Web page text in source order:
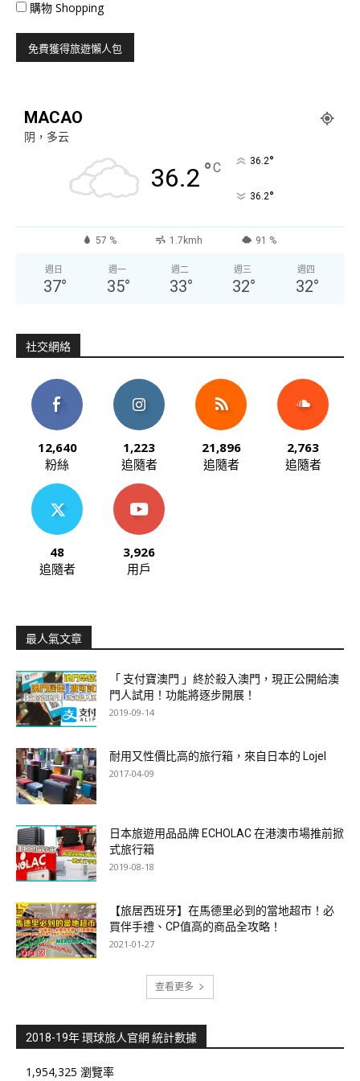
購物 Shopping
MACAO
阴，多云
36.2 °C 36.2°
36.2°
57 % 1.7kmh 91 %
週日
37°
週一
35°
週二
33°
週三
32°
週四
32°
社交網絡
12,640
粉絲
1,223
追隨者
21,896
追隨者
2,763
追隨者
48
追隨者
3,926
用戶
最人氣文章
「 支付寶澳門 」終於殺入澳門，現正公開給澳
門人試用！功能將逐步開展！
2019-09-14
耐用又性價比高的旅行箱，來自日本的 Lojel
2017-04-09
日本旅遊用品品牌 ECHOLAC 在港澳市場推前掀
式旅行箱
2019-08-18
【旅居西班牙】在馬德里必到的當地超市！必
買伴手禮、CP值高的商品全攻略！
2021-01-27
查看更多
2018-19年 環球旅人官網 統計數據
1,954,325 瀏覽率